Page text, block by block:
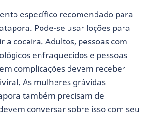
específico recomendado para
Pode-se usar loções para
a coceira. Adultos, pessoas com
enfraquecidos e pessoas
complicações devem receber
As mulheres grávidas
também precisam de
conversar sobre isso com seu